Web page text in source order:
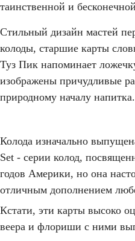
таинственной и
Стильный дизайн мастей
колоды, старшие карты
Туз Пик напоминает
изображены причудливые
природному началу напитка.
Колода изначально
Set - серии колод,
годов Америки, но она
отличным дополнением
Кстати, эти карты высоко
веера и флориши с ними